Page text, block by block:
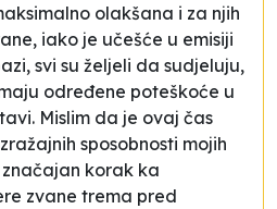
olakšana i za njih
iako je učešće u emisiji
svi su željeli da sudjeluju,
određene poteškoće u
Mislim da je ovaj čas
sposobnosti mojih
korak ka
zvane trema pred